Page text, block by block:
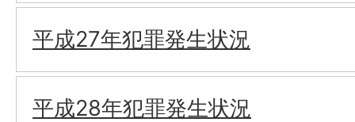
平成27年犯罪発生状況
平成28年犯罪発生状況